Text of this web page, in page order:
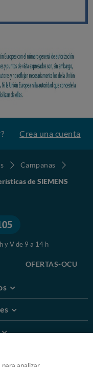
Crea una cuenta
Campanas
de SIEMENS
y V de 9 a 14 h
OFERTAS-OCU